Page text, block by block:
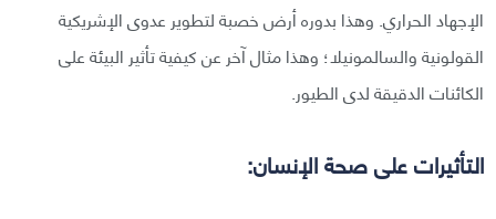
الإجهاد الحراري. وهذا بدوره أرض خصبة لتطوير عدوى الإشريكية
القولونية والسالمونيلا؛ وهذا مثال آخر عن كيفية تأثير البيئة على
الكائنات الدقيقة لدى الطيور.
التأثيرات على صحة الإنسان: